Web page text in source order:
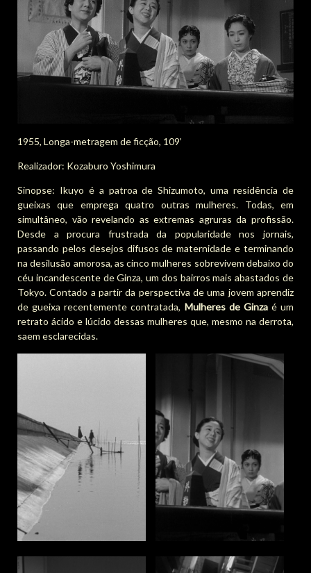
1955, Longa-metragem de ficção, 109’
Realizador: Kozaburo Yoshimura
Sinopse: Ikuyo é a patroa de Shizumoto, uma residência de
gueixas que emprega quatro outras mulheres. Todas, em
simultâneo, vão revelando as extremas agruras da profissão.
Desde a procura frustrada da popularidade nos jornais,
passando pelos desejos difusos de maternidade e terminando
na desilusão amorosa, as cinco mulheres sobrevivem debaixo do
céu incandescente de Ginza, um dos bairros mais abastados de
Tokyo. Contado a partir da perspectiva de uma jovem aprendiz
de gueixa recentemente contratada, Mulheres de Ginza é um
retrato ácido e lúcido dessas mulheres que, mesmo na derrota,
saem esclarecidas.